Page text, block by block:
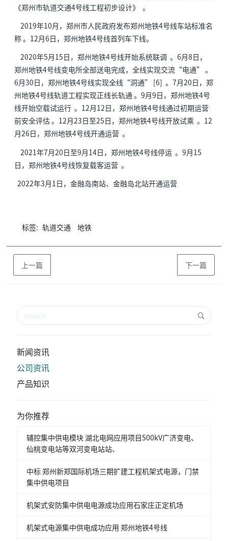
《郑州市轨道交通4号线工程初步设计》 。
2019年10月，郑州市人民政府发布郑州地铁4号线车站标准名
称 。12月6日，郑州地铁4号线首列车下线。
2020年5月15日，郑州地铁4号线开始系统联调 。6月8日，
郑州地铁4号线变电所全部送电完成，全线实现交流“电通” 。
6月30日，郑州地铁4号线实现全线“洞通” [6] 。7月20日，郑
州地铁4号线轨道工程实现正线长轨通 。9月9日，郑州地铁4号
线开始空载试运行 。12月12日，郑州地铁4号线通过初期运营
前安全评估 。12月23日至25日，郑州地铁4号线开放试乘 。12
月26日，郑州地铁4号线开通运营 。
2021年7月20日至9月14日，郑州地铁4号线停运 。9月15
日，郑州地铁4号线恢复载客运营 。
2022年3月1日，金融岛南站、金融岛北站开通运营
标签: 轨道交通 地铁
上一篇 下一篇
新闻资讯
公司资讯
产品知识
为你推荐
辅控集中供电模块 湖北电网应用项目500kV广济变电、
仙桃变电站等双河变电站站、
中标 郑州新郑国际机场三期扩建工程机架式电源，门禁
集中供电项目
机架式安防集中供电电源成功应用石家庄正定机场
机架式电源集中供电成功应用 郑州地铁4号线